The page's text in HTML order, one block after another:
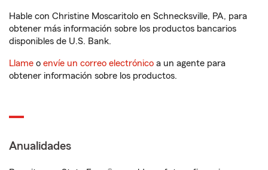
Hable con Christine Moscaritolo en Schnecksville, PA, para
obtener más información sobre los productos bancarios
disponibles de U.S. Bank.
Llame o envíe un correo electrónico a un agente para
obtener información sobre los productos.
Anualidades